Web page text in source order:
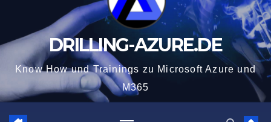
DRILLING-AZURE.DE
Know How und Trainings zu Microsoft Azure und
M365